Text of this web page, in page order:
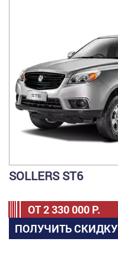
SOLLERS ST6
ОТ2 330 000 Р.
ПОЛУЧИТЬ СКИДКУ